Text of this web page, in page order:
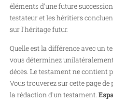
éléments d'une future
testateur et les héritiers
sur l'héritage futur.
Quelle est la différence avec un
vous déterminez
décès. Le testament ne contient
Vous trouverez sur cette page
la rédaction d'un testament.